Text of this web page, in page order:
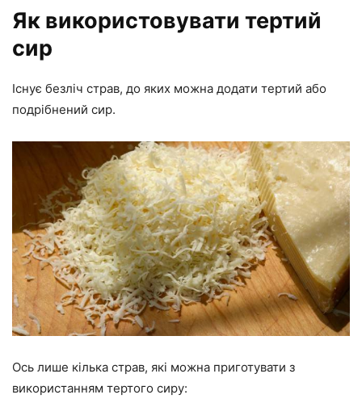
Як використовувати тертий
сир
Існує безліч страв, до яких можна додати тертий або
подрібнений сир.
Ось лише кілька страв, які можна приготувати з
використанням тертого сиру: